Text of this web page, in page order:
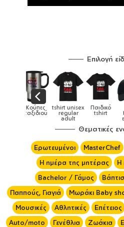
Επιλογή
Drill
Καπέλα
Καπέλα
ενηλίκων
Καπέλα
παιδικά
Θεματικές
Ερωτευμένοι MasterChef
Η ημέρα της μητέρας
Η
Bachelor / Γάμος
Παππούς, Γιαγιά
Μωράκι Baby
Μουσικές
Αθλητικές Επέτειος
Auto/moto
Γενέθλια Ζωάκια